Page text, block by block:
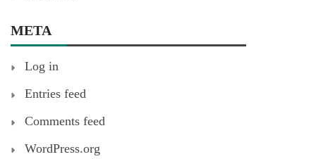
META
Log in
Entries feed
Comments feed
WordPress.org